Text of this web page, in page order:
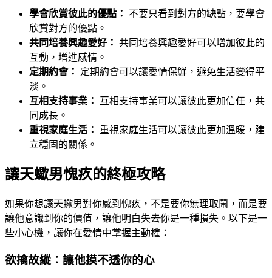
學會欣賞彼此的優點：
不要只看到對方的缺點，要學會
欣賞對方的優點。
共同培養興趣愛好： 共同培養興趣愛好可以增加彼此的
互動，增進感情。
定期約會：
定期約會可以讓愛情保鮮，避免生活變得平
淡。
互相支持事業：
互相支持事業可以讓彼此更加信任，共
同成長。
重視家庭生活：
重視家庭生活可以讓彼此更加溫暖，建
立穩固的關係。
讓天蠍男愧疚的終極攻略
如果你想讓天蠍男對你感到愧疚，不是要你無理取鬧，而是要
讓他意識到你的價值，讓他明白失去你是一種損失。以下是一
些小心機，讓你在愛情中掌握主動權：
欲擒故縱：讓他摸不透你的心